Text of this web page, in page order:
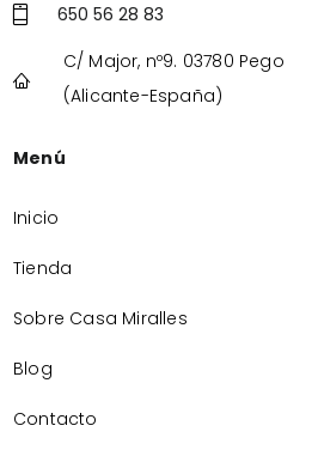
650 56 28 83
C/ Major, nº9. 03780 Pego
(Alicante-España)
Menú
Inicio
Tienda
Sobre Casa Miralles
Blog
Contacto